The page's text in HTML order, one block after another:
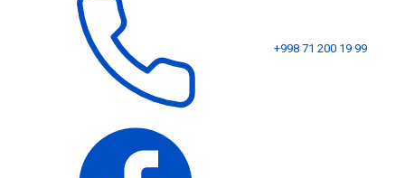
+998 71 200 19 99